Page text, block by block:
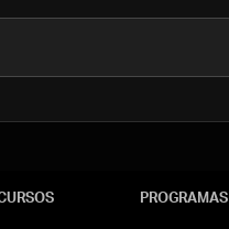
PROGRAMAS